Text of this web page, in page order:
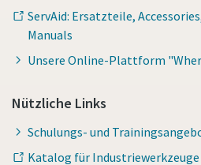
ServAid: Ersatzteile,
Manuals
Unsere Online-Plattform
Nützliche Links
Schulungs- und
Katalog für Industriewerkzeuge